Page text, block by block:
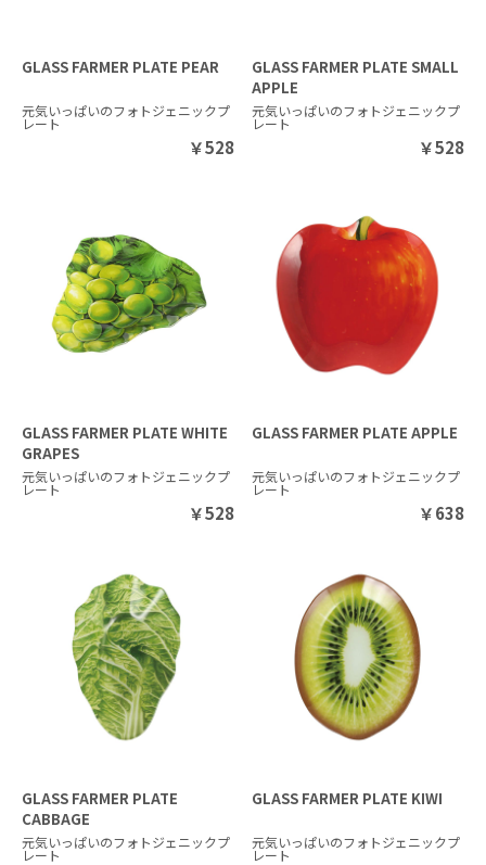
GLASS FARMER PLATE PEAR
元気いっぱいのフォトジェニックプ
レート
￥528
GLASS FARMER PLATE SMALL
APPLE
元気いっぱいのフォトジェニックプ
レート
￥528
GLASS FARMER PLATE WHITE
GRAPES
元気いっぱいのフォトジェニックプ
レート
￥528
GLASS FARMER PLATE APPLE
元気いっぱいのフォトジェニックプ
レート
￥638
GLASS FARMER PLATE
CABBAGE
元気いっぱいのフォトジェニックプ
レート
GLASS FARMER PLATE KIWI
元気いっぱいのフォトジェニックプ
レート